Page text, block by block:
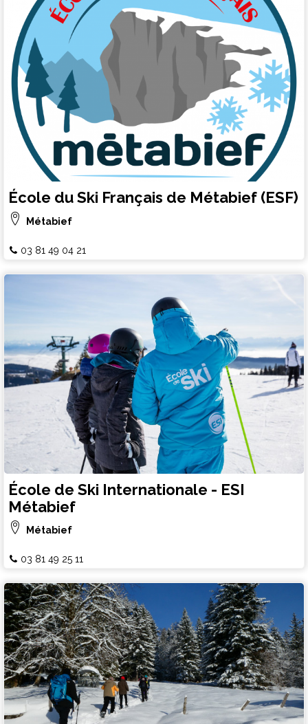
École du Ski Français de Métabief (ESF)
Métabief
03 81 49 04 21
École de Ski Internationale - ESI
Métabief
Métabief
03 81 49 25 11